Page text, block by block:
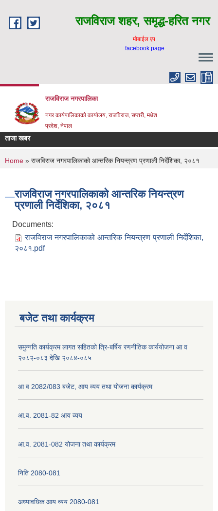
राजविराज शहर, समृद्ध-हरित नगर
माेबाईल एप
facebook page
राजविराज नगरपालिका
नगर कार्यपालिकाकाे कार्यालय, राजविराज, सप्तरी, मधेश
प्रदेश, नेपाल
ताजा खबर
You are here
Home » राजविराज नगरपालिकाको आन्तरिक नियन्त्रण प्रणाली निर्देशिका, २०८१
राजविराज नगरपालिकाको आन्तरिक नियन्त्रण
प्रणाली निर्देशिका, २०८१
Documents:
राजविराज नगरपालिकाको आन्तरिक नियन्त्रण प्रणाली निर्देशिका,
२०८१.pdf
बजेट तथा कार्यक्रम
समुन्नति कार्यक्रम लागत सहितको त्रि-बर्षिय रणनीतिक कार्ययोजना आ व
२०८२-०८३ देखि २०८४-०८५
आ व 2082/083 बजेट, आय व्यय तथा योजना कार्यक्रम
आ.व. 2081-82 आय व्यय
आ.व. 2081-082 योजना तथा कार्यक्रम
निति 2080-081
अध्यावधिक आय व्यय 2080-081